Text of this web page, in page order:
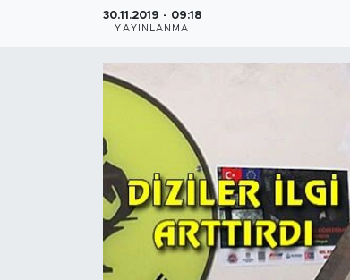
30.11.2019 - 09:18
YAYINLANMA
Güncel
İş İlanları